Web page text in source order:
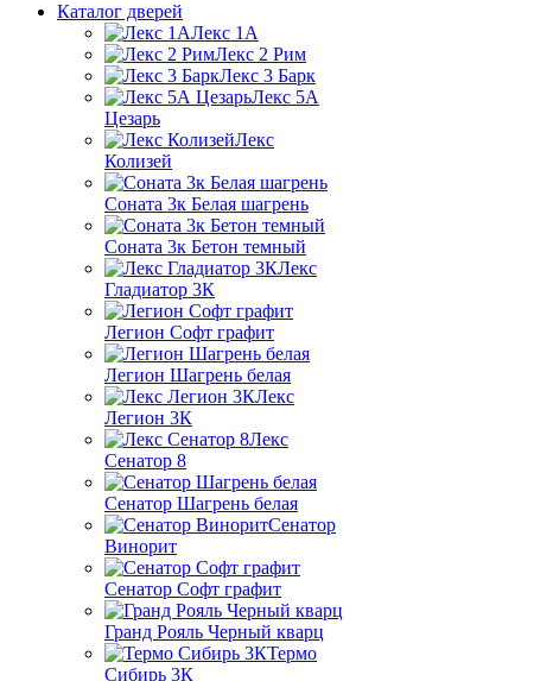
Каталог дверей
Лекс 1А
Лекс 2 Рим
Лекс 3 Барк
Лекс 5А
Цезарь
Лекс
Колизей
Соната 3к Белая шагрень
Соната 3к Бетон темный
Лекс
Гладиатор 3К
Легион Софт графит
Легион Шагрень белая
Лекс
Легион 3К
Лекс
Сенатор 8
Сенатор Шагрень белая
Сенатор
Винорит
Сенатор Софт графит
Гранд Рояль Черный кварц
Термо
Сибирь 3К